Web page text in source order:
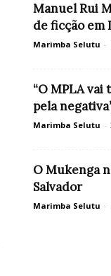
Manuel Rui
de ficção em
Marimba Selutu -
“O MPLA
pela
Marimba Selutu -
O Mukenga
Salvador
Marimba Selutu -